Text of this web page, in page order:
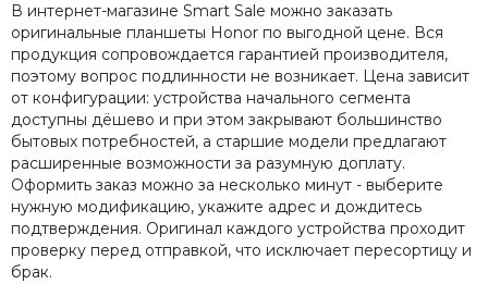
В интернет-магазине Smart Sale можно заказать
оригинальные планшеты Honor по выгодной цене. Вся
продукция сопровождается гарантией производителя,
поэтому вопрос подлинности не возникает. Цена зависит
от конфигурации: устройства начального сегмента
доступны дёшево и при этом закрывают большинство
бытовых потребностей, а старшие модели предлагают
расширенные возможности за разумную доплату.
Оформить заказ можно за несколько минут - выберите
нужную модификацию, укажите адрес и дождитесь
подтверждения. Оригинал каждого устройства проходит
проверку перед отправкой, что исключает пересортицу и
брак.